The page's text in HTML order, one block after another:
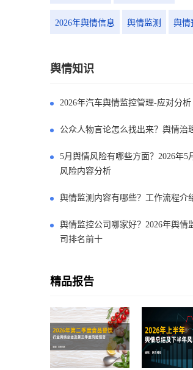
2026年舆情信息 舆情监测 舆情
舆情知识
2026年汽车舆情监控管理-应对分析
公众人物言论怎么找出来？舆情治
5月舆情风险有哪些方面？2026年5
风险内容分析
舆情监测内容有哪些？工作流程介
舆情监控公司哪家好？2026年舆情
司排名前十
精品报告